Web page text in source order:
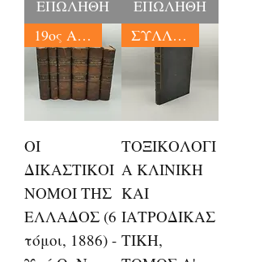
ΕΠΩΛΗΘΗ
ΕΠΩΛΗΘΗ
19ος ΑΙΩΝΑΣ
ΟΙ
ΔΙΚΑΣΤΙΚΟΙ
ΝΟΜΟΙ ΤΗΣ
ΕΛΛΑΔΟΣ (6
τόμοι, 1886) -
ΣΥΛΛΕΚΤΙΚΑ
ΤΟΞΙΚΟΛΟΓΙ
Α ΚΛΙΝΙΚΗ
ΚΑΙ
ΙΑΤΡΟΔΙΚΑΣ
ΤΙΚΗ,